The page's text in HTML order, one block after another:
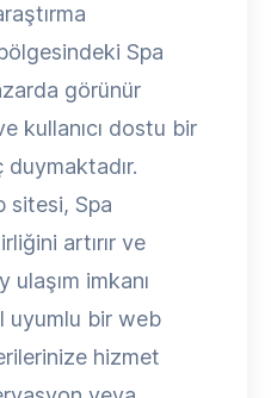
Spa
görünür
kullanıcı dostu bir
sitesi, Spa
artırır ve
imkanı
uyumlu bir web
hizmet